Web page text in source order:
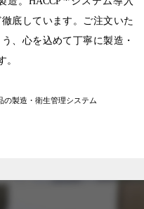
底しています。ご注文いた
、心を込めて丁寧に製造・
。
の製造・衛生管理システム